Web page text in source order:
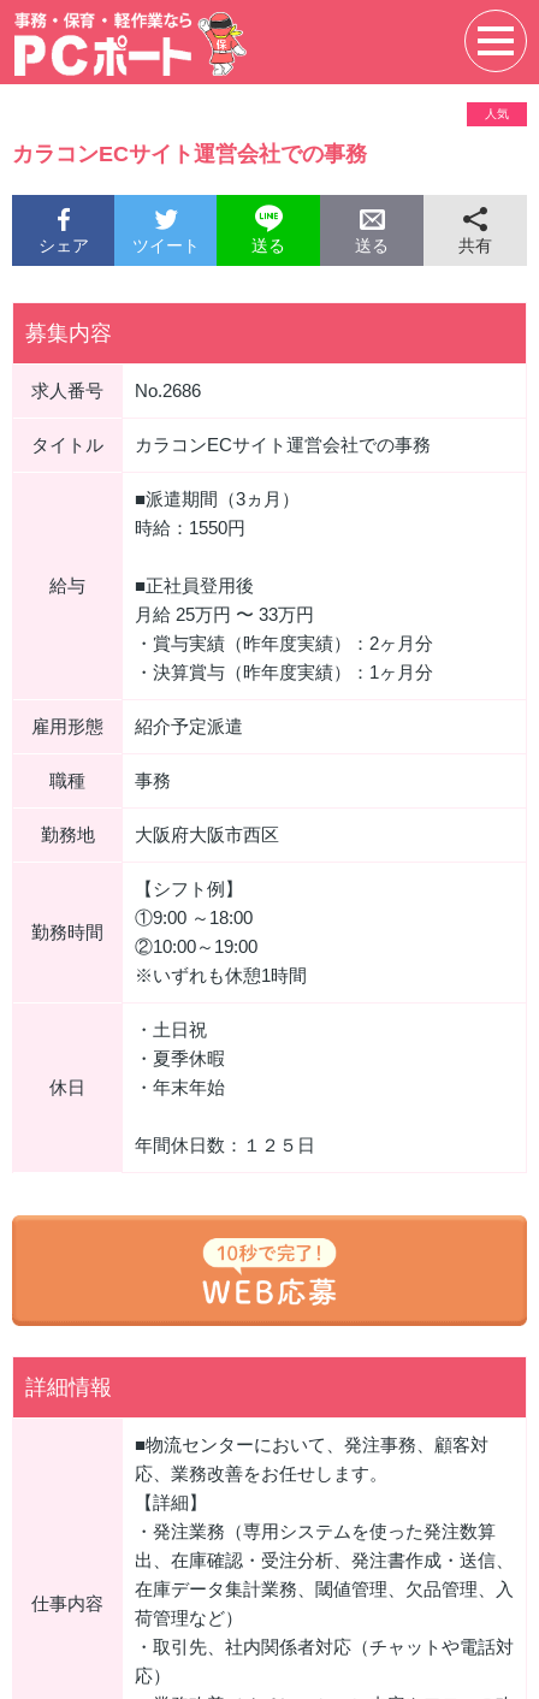
カラコンECサイト運営会社での事務
人気
シェア ツイート 送る 送る 共有
募集内容
求人番号 No.2686
タイトル カラコンECサイト運営会社での事務
給与
■派遣期間（3ヵ月）
時給：1550円
■正社員登用後
月給 25万円 〜 33万円
・賞与実績（昨年度実績）：2ヶ月分
・決算賞与（昨年度実績）：1ヶ月分
雇用形態 紹介予定派遣
職種 事務
勤務地 大阪府大阪市西区
勤務時間
【シフト例】
①9:00 ～18:00
②10:00～19:00
※いずれも休憩1時間
休日
・土日祝
・夏季休暇
・年末年始
年間休日数：１２５日
詳細情報
仕事内容
■物流センターにおいて、発注事務、顧客対
応、業務改善をお任せします。
【詳細】
・発注業務（専用システムを使った発注数算
出、在庫確認・受注分析、発注書作成・送信、
在庫データ集計業務、閾値管理、欠品管理、入
荷管理など）
・取引先、社内関係者対応（チャットや電話対
応）